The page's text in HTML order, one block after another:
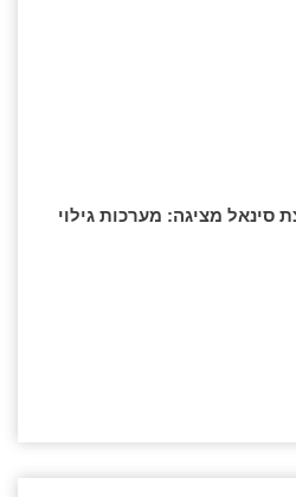
סינאל מציגה: מערכות גילוי